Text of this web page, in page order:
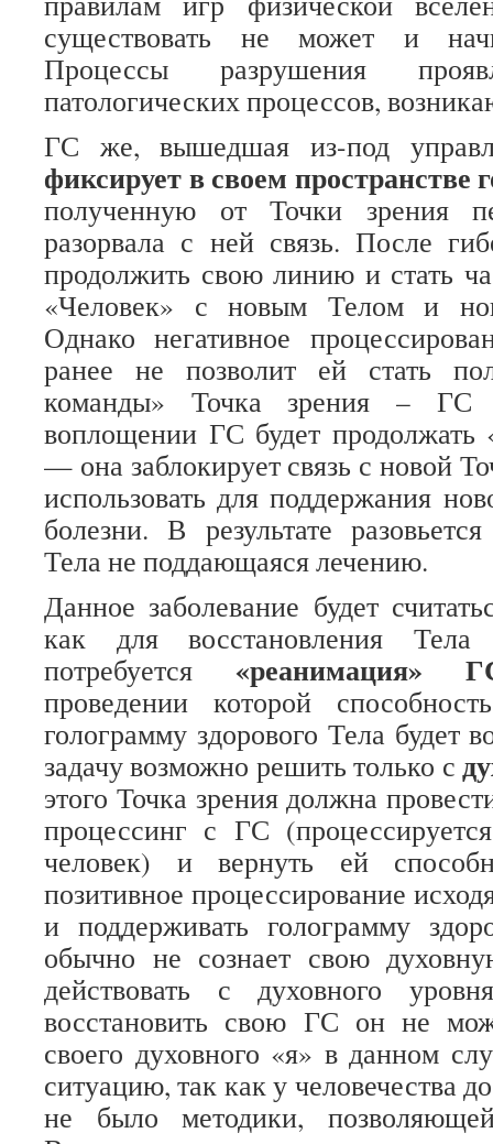
существовать не может и
Процессы разрушения
патологических процессов,
ГС же, вышедшая из-под
фиксирует в своем пространстве
полученную от Точки зрения
разорвала с ней связь. После
продолжить свою линию и стать
«Человек» с новым Телом и
Однако негативное
ранее не позволит ей стать
команды» Точка зрения –
воплощении ГС будет
— она заблокирует связь с новой
использовать для поддержания
болезни. В результате
Тела не поддающаяся лечению.
Данное заболевание будет
как для восстановления
потребуется «реанимация»
проведении которой
голограмму здорового Тела будет
задачу возможно решить только с
этого Точка зрения должна
процессинг с ГС
человек) и вернуть ей
позитивное процессирование
и поддерживать голограмму
обычно не сознает свою
действовать с духовного
восстановить свою ГС он не
своего духовного «я» в данном
ситуацию, так как у человечества
не было методики,